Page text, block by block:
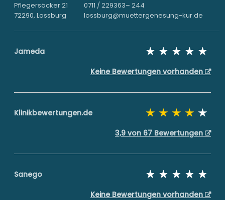
Pflegersäcker 21
72290, Lossburg
0711 / 229363– 244
lossburg@muettergenesung-kur.de
Jameda
Keine Bewertungen vorhanden
Klinikbewertungen.de
3,9 von 67 Bewertungen
Sanego
Keine Bewertungen vorhanden